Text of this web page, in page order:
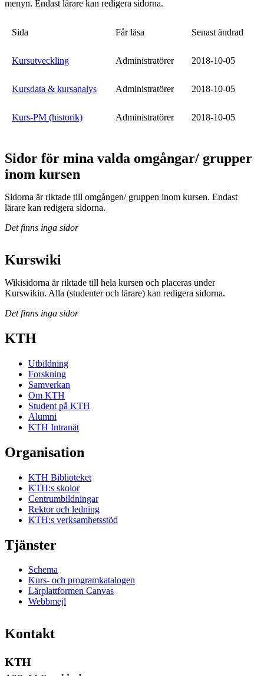
menyn. Endast lärare kan redigera sidorna.
Sida Får läsa Senast ändrad
Kursutveckling Administratörer 2018-10-05
Kursdata & kursanalys Administratörer 2018-10-05
Kurs-PM (historik) Administratörer 2018-10-05
Sidor för mina valda omgångar/ grupper
inom kursen
Sidorna är riktade till omgången/ gruppen inom kursen. Endast
lärare kan redigera sidorna.
Det finns inga sidor
Kurswiki
Wikisidorna är riktade till hela kursen och placeras under
Kurswikin. Alla (studenter och lärare) kan redigera sidorna.
Det finns inga sidor
KTH
Utbildning
Forskning
Samverkan
Om KTH
Student på KTH
Alumni
KTH Intranät
Organisation
KTH Biblioteket
KTH:s skolor
Centrumbildningar
Rektor och ledning
KTH:s verksamhetsstöd
Tjänster
Schema
Kurs- och programkatalogen
Lärplattformen Canvas
Webbmejl
Kontakt
KTH